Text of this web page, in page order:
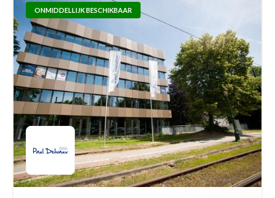
ONMIDDELLIJK BESCHIKBAAR